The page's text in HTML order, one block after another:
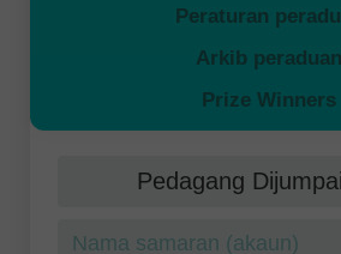
Peraturan
Arkib peraduan
Prize Winners
Pedagang